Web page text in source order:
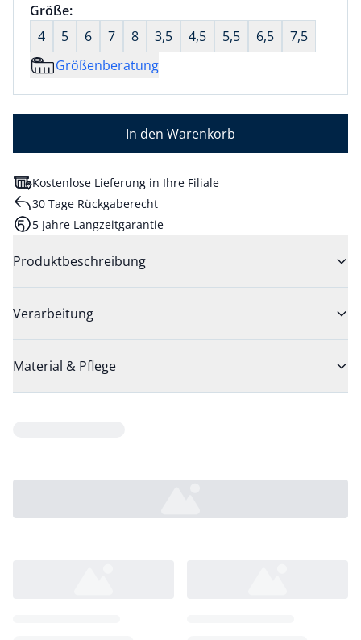
Größenauswahl:
Größe:nichts ausgewählt
4
5 6 7 8 3,5 4,5 5,5 6,5
7,5
Größenberatung
In den Warenkorb
Kostenlose Lieferung in Ihre Filiale
30 Tage Rückgaberecht
5 Jahre Langzeitgarantie
Produktbeschreibung
Verarbeitung
Material & Pflege